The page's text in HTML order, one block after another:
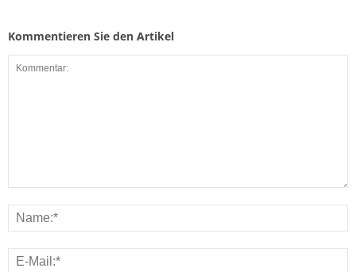
Kommentieren Sie den Artikel